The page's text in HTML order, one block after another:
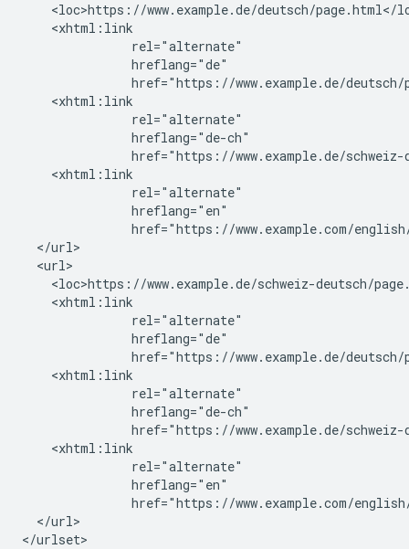
<loc>https://www.example.de/deutsch/page.html</
    <xhtml:link
               rel="alternate"
               hreflang="de"
href="https://www.example.de/
    <xhtml:link
               rel="alternate"
               hreflang="de-ch"
href="https://www.example.de/
    <xhtml:link
               rel="alternate"
               hreflang="en"
href="https://www.example.com/
  </url>
  <url>
<loc>https://www.example.de/schweiz-deutsch/
    <xhtml:link
               rel="alternate"
               hreflang="de"
href="https://www.example.de/
    <xhtml:link
               rel="alternate"
               hreflang="de-ch"
href="https://www.example.de/
    <xhtml:link
               rel="alternate"
               hreflang="en"
href="https://www.example.com/
  </url>
</urlset>